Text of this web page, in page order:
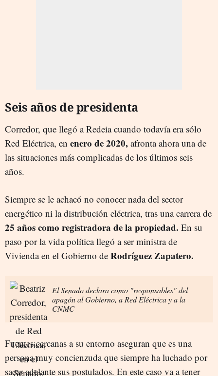
Seis años de presidenta
Corredor, que llegó a Redeia cuando todavía era sólo
Red Eléctrica, en enero de 2020, afronta ahora una de
las situaciones más complicadas de los últimos seis
años.
Siempre se le achacó no conocer nada del sector
energético ni la distribución eléctrica, tras una carrera de
25 años como registradora de la propiedad. En su
paso por la vida política llegó a ser ministra de
Vivienda en el Gobierno de Rodríguez Zapatero.
El Senado declara como "responsables" del
apagón al Gobierno, a Red Eléctrica y a la
CNMC
Fuentes cercanas a su entorno aseguran que es una
persona muy concienzuda que siempre ha luchado por
sacar adelante sus postulados. En este caso va a tener